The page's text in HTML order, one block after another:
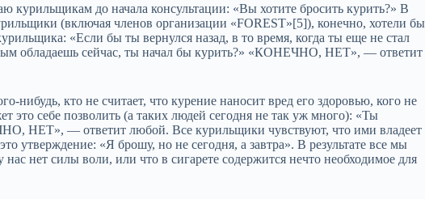
курильщикам до начала консультации: «Вы хотите бросить курить?» В
(включая членов организации «FORESТ»[5]), конечно, хотели бы
«Если бы ты вернулся назад, в то время, когда ты еще не стал
обладаешь сейчас, ты начал бы курить?» «КОНЕЧНО, НЕТ», — ответит
кто не считает, что курение наносит вред его здоровью, кого не
это себе позволить (а таких людей сегодня не так уж много): «Ты
НЕТ», — ответит любой. Все курильщики чувствуют, что ими владеет
утверждение: «Я брошу, но не сегодня, а завтра». В результате все мы
нет силы воли, или что в сигарете содержится нечто необходимое для